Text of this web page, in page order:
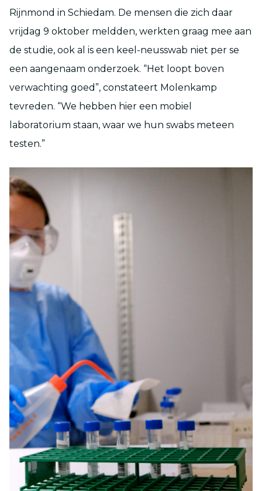
Rijnmond in Schiedam. De mensen die zich daar
vrijdag 9 oktober meldden, werkten graag mee aan
de studie, ook al is een keel-neusswab niet per se
een aangenaam onderzoek. “Het loopt boven
verwachting goed”, constateert Molenkamp
tevreden. “We hebben hier een mobiel
laboratorium staan, waar we hun swabs meteen
testen.”